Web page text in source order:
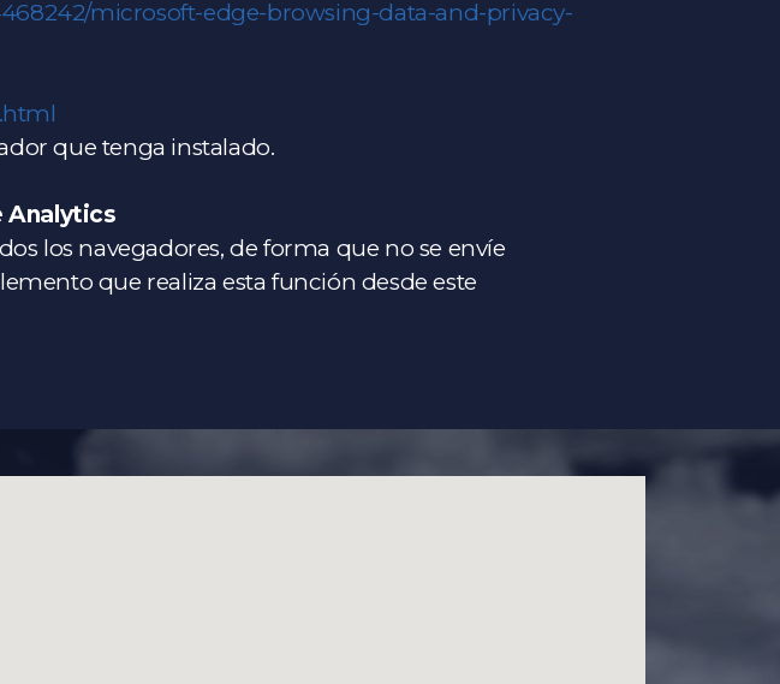
microsoft-edge-browsing-data-and-privacy-
que tenga instalado.
Analytics
los navegadores, de forma que no se envíe
que realiza esta función desde este